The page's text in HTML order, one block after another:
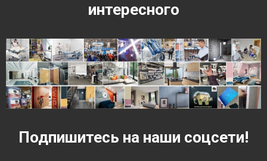
интересного
Подпишитесь на наши соцсети!